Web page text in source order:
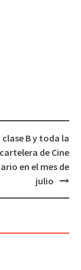
clase B y toda la
cartelera de Cine
en el mes de
julio